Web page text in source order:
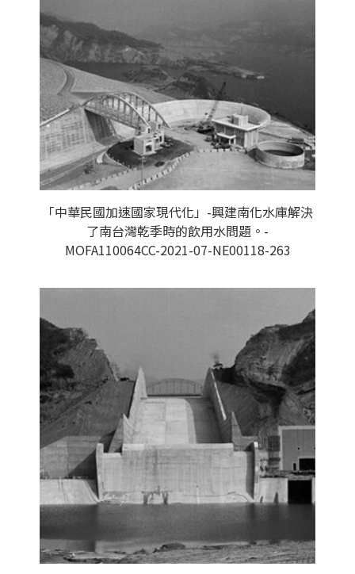
「中華民國加速國家現代化」-興建南化水庫解決
了南台灣乾季時的飲用水問題。-
MOFA110064CC-2021-07-NE00118-263